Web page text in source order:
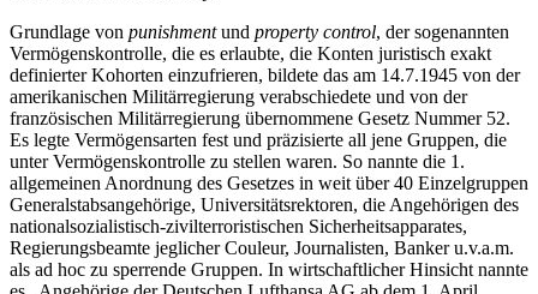
Grundlage von punishmentund property control, der sogenannten
Vermögenskontrolle, die es erlaubte, die Konten juristisch exakt
definierter Kohorten einzufrieren, bildete das am 14.7.1945 von der
amerikanischen Militärregierung verabschiedete und von der
französischen Militärregierung übernommene Gesetz Nummer 52.
Es legte Vermögensarten fest und präzisierte all jene Gruppen, die
unter Vermögenskontrolle zu stellen waren. So nannte die 1.
allgemeinen Anordnung des Gesetzes in weit über 40 Einzelgruppen
Generalstabsangehörige, Universitätsrektoren, die Angehörigen des
nationalsozialistisch-zivilterroristischen Sicherheitsapparates,
Regierungsbeamte jeglicher Couleur, Journalisten, Banker u.v.a.m.
als ad hoc zu sperrende Gruppen. In wirtschaftlicher Hinsicht nannte